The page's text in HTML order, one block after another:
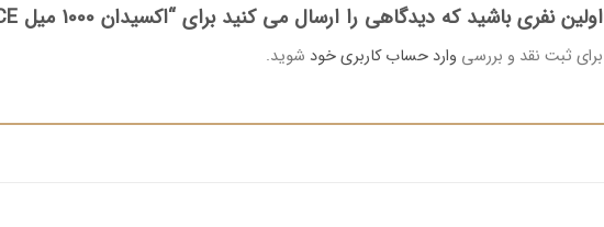
اولین نفری باشید که دیدگاهی را ارسال می کنید برای “اکسیدان 1000 میل NYCE”
برای ثبت نقد و بررسی وارد حساب کاربری خود شوید.